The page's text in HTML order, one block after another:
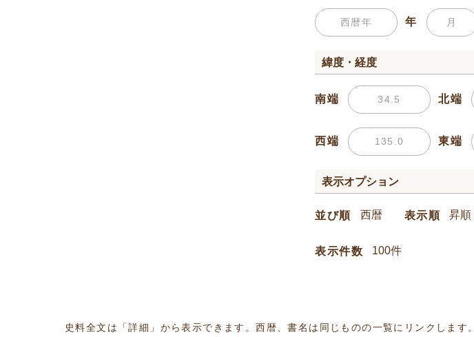
年
緯度・経度
南端 北端
西端 東端
表示オプション
並び順 表示順
表示件数
史料全文は「詳細」から表示できます。西暦、書名は同じものの一覧にリンクします。